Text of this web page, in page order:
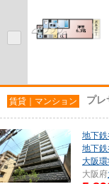
賃貸｜マンション プレ
地下
地下
大阪環
大阪府